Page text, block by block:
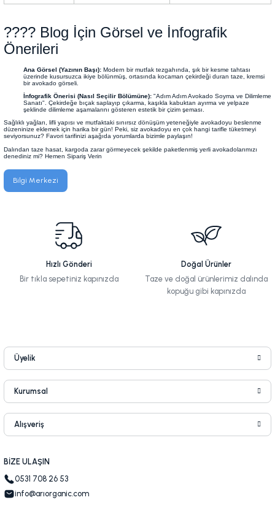
???? Blog İçin Görsel ve İnfografik
Önerileri
Ana Görsel (Yazının Başı): Modern bir mutfak tezgahında, şık bir kesme tahtası
üzerinde kusursuzca ikiye bölünmüş, ortasında kocaman çekirdeği duran taze, kremsi
bir avokado görseli.
İnfografik Önerisi (Nasıl Seçilir Bölümüne): "Adım Adım Avokado Soyma ve Dilimleme
Sanatı". Çekirdeğe bıçak saplayıp çıkarma, kaşıkla kabuktan ayırma ve yelpaze
şeklinde dilimleme aşamalarını gösteren estetik bir çizim şeması.
Sağlıklı yağları, lifli yapısı ve mutfaktaki sınırsız dönüşüm yeteneğiyle avokadoyu beslenme
düzeninize eklemek için harika bir gün! Peki, siz avokadoyu en çok hangi tarifle tüketmeyi
seviyorsunuz? Favori tarifinizi aşağıda yorumlarda bizimle paylaşın!
Dalından taze hasat, kargoda zarar görmeyecek şekilde paketlenmiş yerli avokadolarımızı
denediniz mi? Hemen Sipariş Verin
Bilgi Merkezi
Hızlı Gönderi
Bir tıkla sepetiniz kapınızda
Doğal Ürünler
Taze ve doğal ürünlerimiz dalında
kopuğu gibi kapınızda
Üyelik
Kurumsal
Alışveriş
BİZE ULAŞIN
0531 708 26 53
info@arıorganic.com